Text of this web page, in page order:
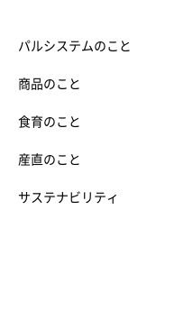
パルシステムのこと
商品のこと
食育のこと
産直のこと
サステナビリティ